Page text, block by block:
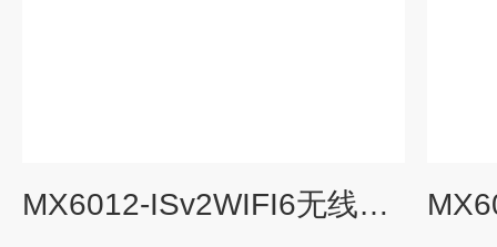
MX6012-ISv2WIFI6无线AP 802.11ax 2T2R